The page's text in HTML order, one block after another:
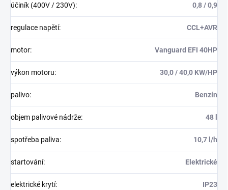
účiník (400V / 230V): 0,8 / 0,9
regulace napětí: CCL+AVR
motor: Vanguard EFI 40HP
výkon motoru: 30,0 / 40,0 KW/HP
palivo: Benzín
objem palivové nádrže: 48 l
spotřeba paliva: 10,7 l/h
startování: Elektrické
elektrické krytí: IP23